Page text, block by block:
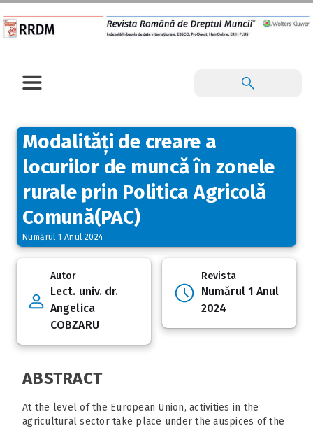
Modalități de creare a
locurilor de muncă în zonele
rurale prin Politica Agricolă
Comună(PAC)
Numărul 1 Anul 2024
Autor
Lect. univ. dr.
Angelica
COBZARU
Revista
Numărul 1 Anul
2024
ABSTRACT
At the level of the European Union, activities in the
agricultural sector take place under the auspices of the